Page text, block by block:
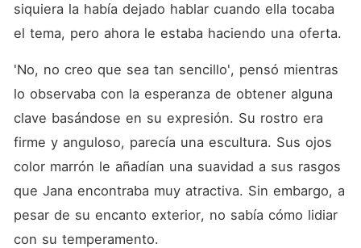
siquiera la había dejado hablar cuando ella tocaba
el tema, pero ahora le estaba haciendo una oferta.
'No, no creo que sea tan sencillo', pensó mientras
lo observaba con la esperanza de obtener alguna
clave basándose en su expresión. Su rostro era
firme y anguloso, parecía una escultura. Sus ojos
color marrón le añadían una suavidad a sus rasgos
que Jana encontraba muy atractiva. Sin embargo, a
pesar de su encanto exterior, no sabía cómo lidiar
con su temperamento.